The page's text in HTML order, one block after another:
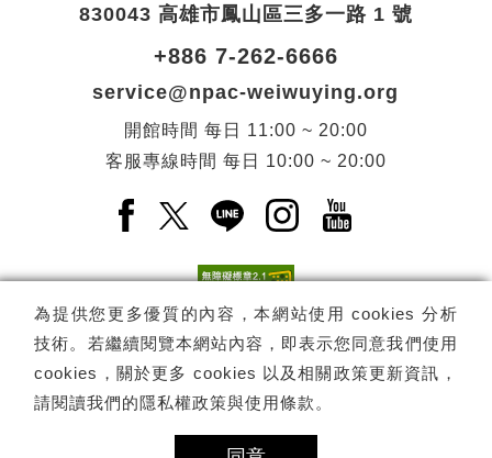
為提供您更多優質的內容，本網站使用 cookies 分析
技術。若繼續閱覽本網站內容，即表示您同意我們使用
cookies，關於更多 cookies 以及相關政策更新資訊，
請閱讀我們的隱私權政策與使用條款 。
830043 高雄市鳳山區三多一路 1 號
+886 7-262-6666
service@npac-weiwuying.org
開館時間 每日
11:00 ~ 20:00
客服專線時間 每日 10:00 ~ 20:00
Facebook(另開新視窗)
X(另開新視窗)
LINE(另開新視窗)
Instagram(另開新視
YouTube(另開
電子報訂閱 訂閱
Copyright © 國家表演藝術中心 -衛武營國家藝術文化中心